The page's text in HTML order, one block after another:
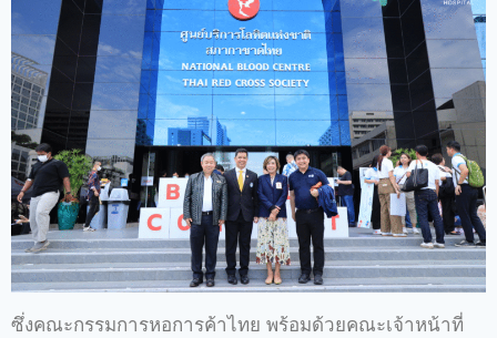
ซึ่งคณะกรรมการหอการค้าไทย พร้อมด้วยคณะเจ้าหน้าที่